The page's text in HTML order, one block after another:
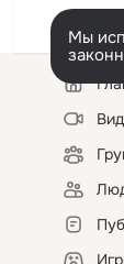
Мы
Левая
колонка